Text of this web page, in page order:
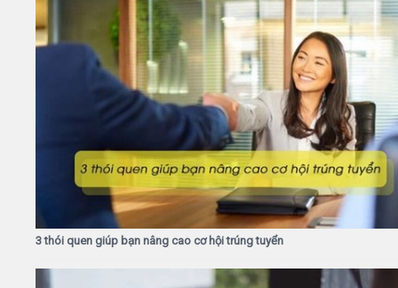
3 thói quen giúp bạn nâng cao cơ hội trúng tuyển